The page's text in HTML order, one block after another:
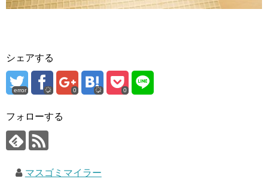
シェアする
error 0 0
フォローする
マスゴミマイラー